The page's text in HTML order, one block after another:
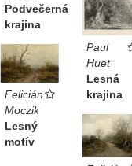
Podvečerná
krajina
Paul
Huet
Lesná
krajina
Felicián
Moczik
Lesný
motív